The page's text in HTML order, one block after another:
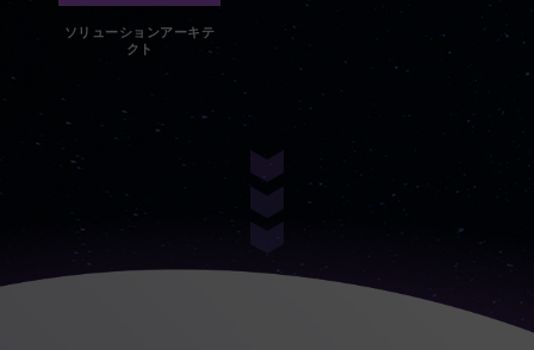
ソリューションアーキテ
クト